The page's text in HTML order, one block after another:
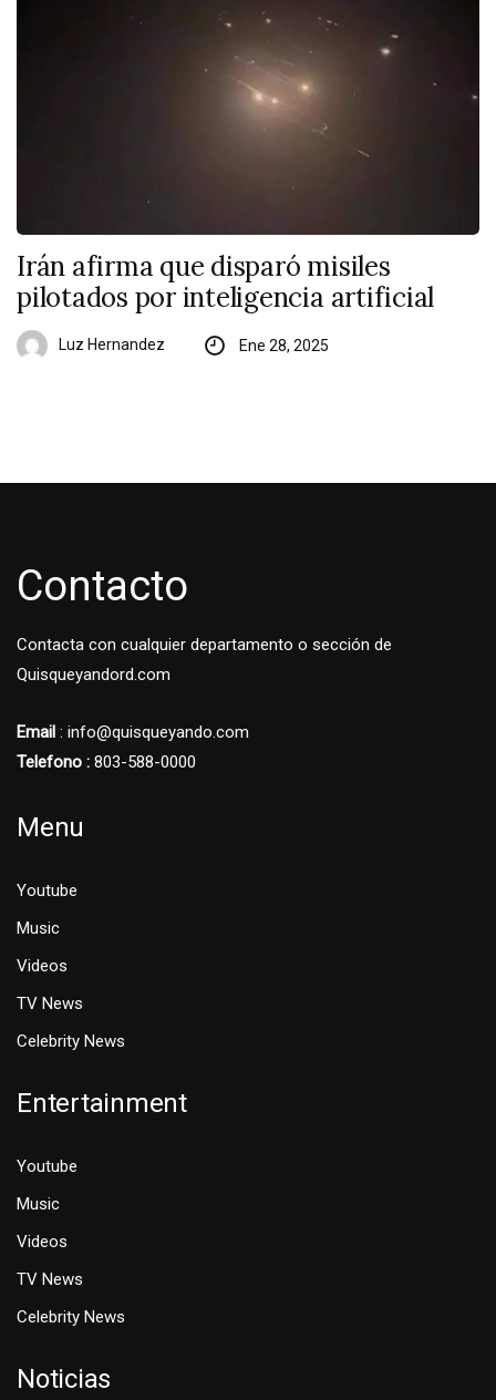
Irán afirma que disparó misiles
pilotados por inteligencia artificial
Luz Hernandez Ene 28, 2025
Contacto
Contacta con cualquier departamento o sección de
Quisqueyandord.com
Email : info@quisqueyando.com
Telefono : 803-588-0000
Menu
Youtube
Music
Videos
TV News
Celebrity News
Entertainment
Youtube
Music
Videos
TV News
Celebrity News
Noticias